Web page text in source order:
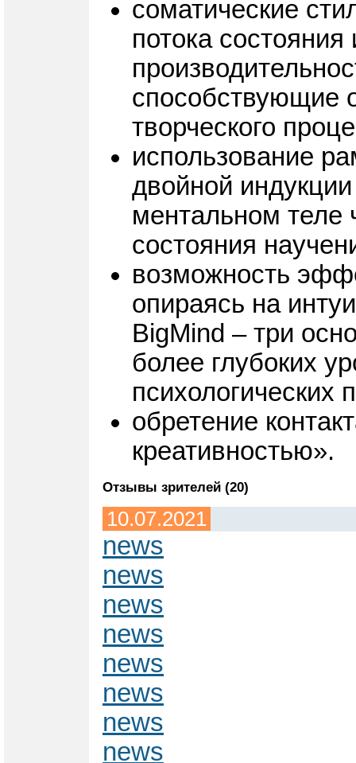
соматические
потока
способствующие
творческого
использование
двойной
ментальном теле
состояния
возможность
опираясь на
BigMind – три
более глубоких
психологических
обретение
креативностью».
Отзывы зрителей (20)
10.07.2021
news
news
news
news
news
news
news
news